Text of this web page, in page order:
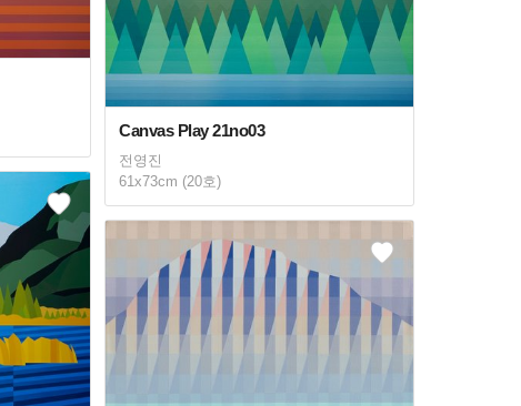
Canvas Play 21no03
전영진
61x73cm (20호)